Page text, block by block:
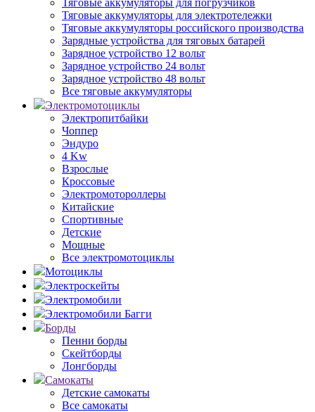
Тяговые аккумуляторы для погрузчиков
Тяговые аккумуляторы для электротележки
Тяговые аккумуляторы российского производства
Зарядные устройства для тяговых батарей
Зарядное устройство 12 вольт
Зарядное устройство 24 вольт
Зарядное устройство 48 вольт
Все тяговые аккумуляторы
Электромотоциклы
Электропитбайки
Чоппер
Эндуро
4 Kw
Взрослые
Кроссовые
Электромотороллеры
Китайские
Спортивные
Детские
Мощные
Все электромотоциклы
Мотоциклы
Электроскейты
Электромобили
Электромобили Багги
Борды
Пенни борды
Скейтборды
Лонгборды
Самокаты
Детские самокаты
Все самокаты